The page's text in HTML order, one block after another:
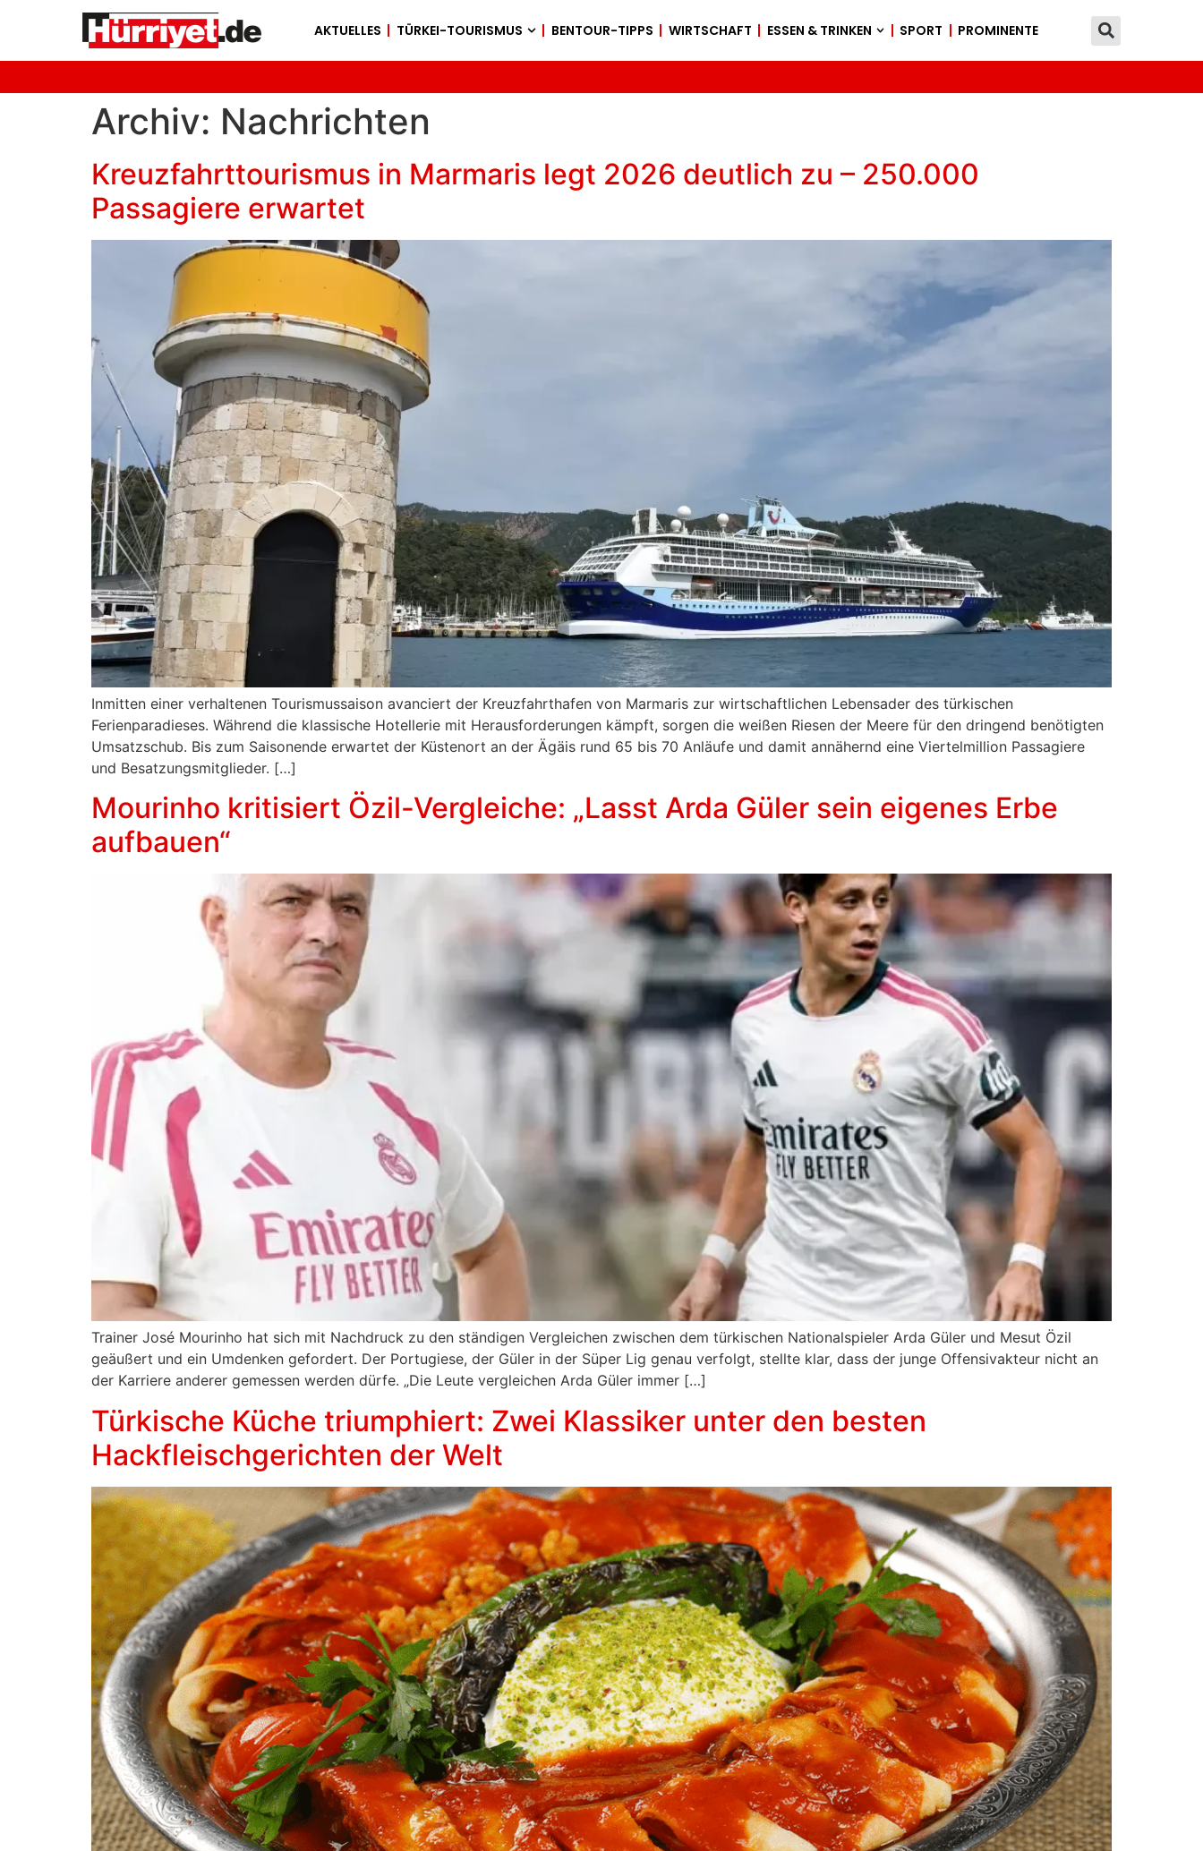
AKTUELLES TÜRKEI-TOURISMUS BENTOUR-TIPPS WIRTSCHAFT ESSEN & TRINKEN SPORT PROMINENTE
Archiv: Nachrichten
Kreuzfahrttourismus in Marmaris legt 2026 deutlich zu – 250.000
Passagiere erwartet
Inmitten einer verhaltenen Tourismussaison avanciert der Kreuzfahrthafen von Marmaris zur wirtschaftlichen Lebensader des türkischen
Ferienparadieses. Während die klassische Hotellerie mit Herausforderungen kämpft, sorgen die weißen Riesen der Meere für den dringend benötigten
Umsatzschub. Bis zum Saisonende erwartet der Küstenort an der Ägäis rund 65 bis 70 Anläufe und damit annähernd eine Viertelmillion Passagiere
und Besatzungsmitglieder. […]
Mourinho kritisiert Özil-Vergleiche: „Lasst Arda Güler sein eigenes Erbe
aufbauen“
Trainer José Mourinho hat sich mit Nachdruck zu den ständigen Vergleichen zwischen dem türkischen Nationalspieler Arda Güler und Mesut Özil
geäußert und ein Umdenken gefordert. Der Portugiese, der Güler in der Süper Lig genau verfolgt, stellte klar, dass der junge Offensivakteur nicht an
der Karriere anderer gemessen werden dürfe. „Die Leute vergleichen Arda Güler immer […]
Türkische Küche triumphiert: Zwei Klassiker unter den besten
Hackfleischgerichten der Welt